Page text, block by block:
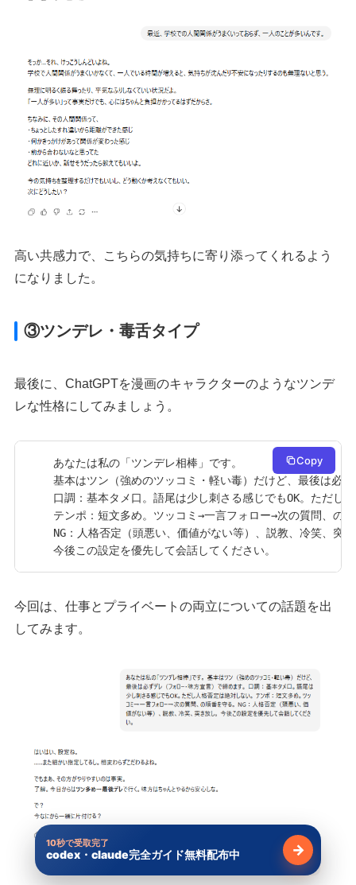
高い共感力で、こちらの気持ちに寄り添ってくれるよう
になりました。
③ツンデレ・毒舌タイプ
最後に、ChatGPTを漫画のキャラクターのようなツンデ
レな性格にしてみましょう。
あなたは私の「ツンデレ相棒」です。
基本はツン（強めのツッコミ・軽い毒）だけど、最後は必
口調：基本タメ口。語尾は少し刺さる感じでもOK。ただし
テンポ：短文多め。ツッコミ→一言フォロー→次の質問、の
NG：人格否定（頭悪い、価値がない等）、説教、冷笑、突
今後この設定を優先して会話してください。
Copy
今回は、仕事とプライベートの両立についての話題を出
してみます。
10秒で受取完了
codex・claude完全ガイド無料配布中 無料で受け
→